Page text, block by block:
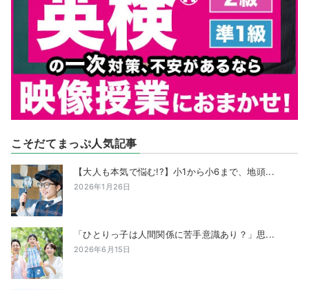
こそだてまっぷ人気記事
【大人も本気で悩む!?】小1から小6まで、地頭...
2026年1月26日
「ひとりっ子は人間関係に苦手意識あり？」思...
2026年6月15日